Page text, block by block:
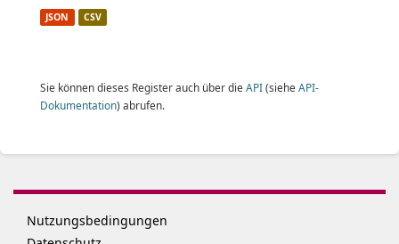
JSON CSV
Sie können dieses Register auch über die API(siehe API-
Dokumentation) abrufen.
Nutzungsbedingungen